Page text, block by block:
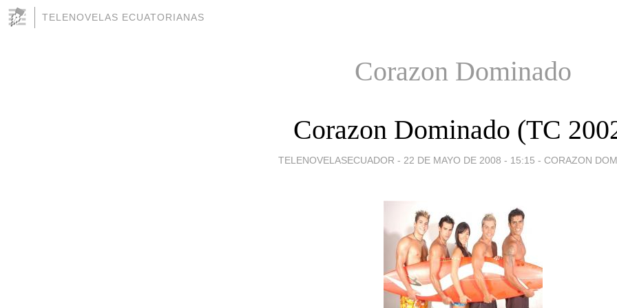
TELENOVELAS ECUATORIANAS
Corazon Dominado
Corazon Dominado (TC
TELENOVELASECUADOR - 22 DE MAYO DE 2008 - 15:15 - CORAZON